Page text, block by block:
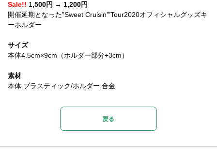
Sale!! 1,500円 → 1,200円
開催延期となった”Sweet Cruisin’”Tour2020オフィシャルグッズキ
ーホルダー
サイズ
本体4.5cm×9cm（ホルダー部分+3cm）
素材
本体:プラスティック/ホルダー:合金
戻る